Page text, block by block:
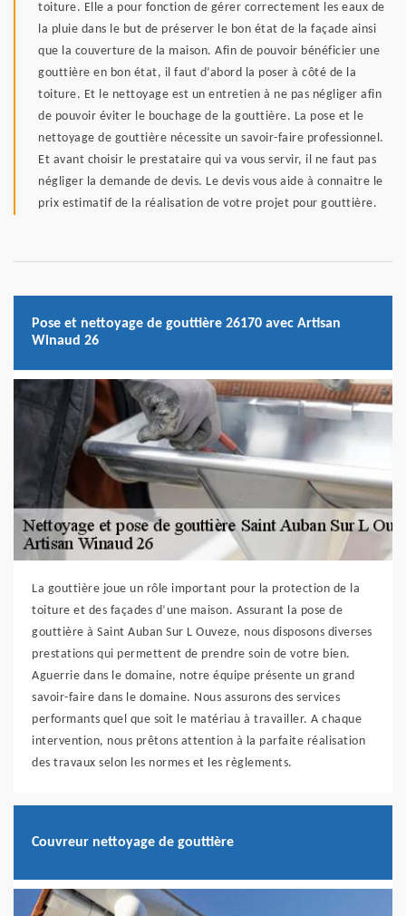
toiture. Elle a pour fonction de gérer correctement les eaux de
la pluie dans le but de préserver le bon état de la façade ainsi
que la couverture de la maison. Afin de pouvoir bénéficier une
gouttière en bon état, il faut d’abord la poser à côté de la
toiture. Et le nettoyage est un entretien à ne pas négliger afin
de pouvoir éviter le bouchage de la gouttière. La pose et le
nettoyage de gouttière nécessite un savoir-faire professionnel.
Et avant choisir le prestataire qui va vous servir, il ne faut pas
négliger la demande de devis. Le devis vous aide à connaitre le
prix estimatif de la réalisation de votre projet pour gouttière.
Pose et nettoyage de gouttière 26170 avec Artisan
Winaud 26
La gouttière joue un rôle important pour la protection de la
toiture et des façades d’une maison. Assurant la pose de
gouttière à Saint Auban Sur L Ouveze, nous disposons diverses
prestations qui permettent de prendre soin de votre bien.
Aguerrie dans le domaine, notre équipe présente un grand
savoir-faire dans le domaine. Nous assurons des services
performants quel que soit le matériau à travailler. A chaque
intervention, nous prêtons attention à la parfaite réalisation
des travaux selon les normes et les règlements.
Couvreur nettoyage de gouttière